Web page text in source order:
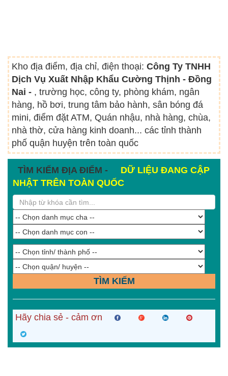
Kho địa điểm, địa chỉ, điện thoại: Công Ty TNHH
Dịch Vụ Xuất Nhập Khẩu Cường Thịnh - Đồng
Nai - , trường học, công ty, phòng khám, ngân
hàng, hồ bơi, trung tâm bảo hành, sân bóng đá
mini, điểm đặt ATM, Quán nhậu, nhà hàng, chùa,
nhà thờ, cửa hàng kinh doanh... các tỉnh thành
phố quận huyện trên toàn quốc
TÌM KIẾM ĐỊA ĐIỂM -
DỮ LIỆU ĐANG CẬP
NHẬT TRÊN TOÀN QUỐC
TÌM KIẾM
Hãy chia sẻ - cảm ơn